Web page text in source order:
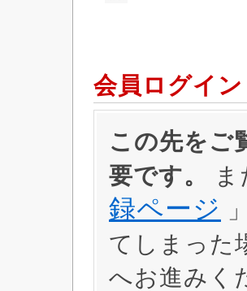
会員ログイン
この先をご
要です。
録ページ
てしまった
へお進みく